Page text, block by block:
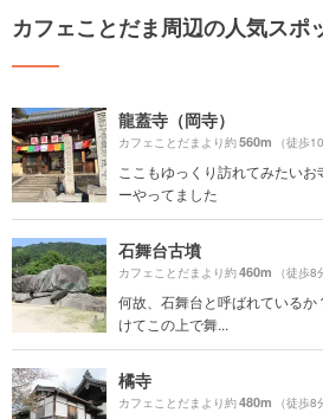
カフェことだま周辺の人気スポ
龍蓋寺（岡寺）
カフェことだまより約560m （徒歩
ここもゆっくり訪れてみたい
ーやってました
石舞台古墳
カフェことだまより約460m （徒歩8
何故、石舞台と呼ばれている
けてこの上で舞...
橘寺
カフェことだまより約480m （徒歩8